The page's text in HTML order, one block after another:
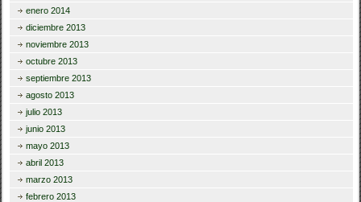
enero 2014
diciembre 2013
noviembre 2013
octubre 2013
septiembre 2013
agosto 2013
julio 2013
junio 2013
mayo 2013
abril 2013
marzo 2013
febrero 2013